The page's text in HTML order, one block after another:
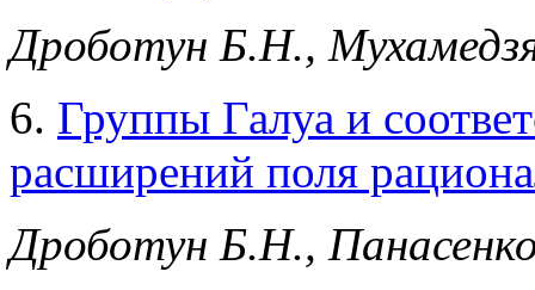
Дроботун Б.Н.,
6. Группы Галуа и
расширений поля
Дроботун Б.Н.,